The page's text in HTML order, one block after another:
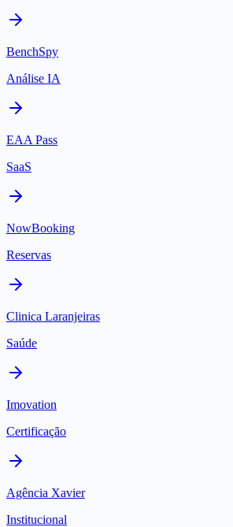
BenchSpy
Análise IA
EAA Pass
SaaS
NowBooking
Reservas
Clinica Laranjeiras
Saúde
Imovation
Certificação
Agência Xavier
Institucional